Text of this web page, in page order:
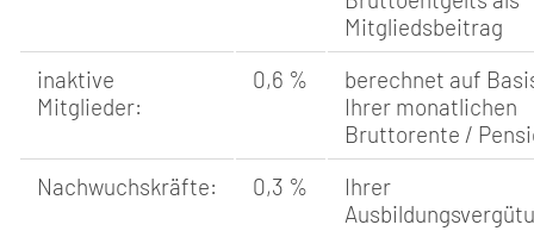
Mitgliedsbeitrag
inaktive
Mitglieder:
0,6 %
berechnet auf
Ihrer monatlichen
Bruttorente /
Nachwuchskräfte:
0,3 %
Ihrer